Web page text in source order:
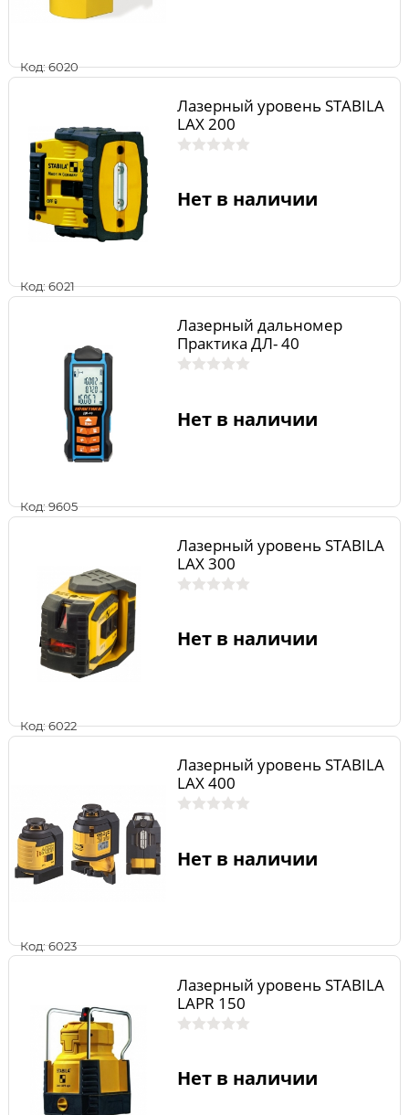
Код: 6020
Код: 6021
Лазерный уровень STABILA
LAX 200
Нет в наличии
Код: 9605
Лазерный дальномер
Практика ДЛ- 40
Нет в наличии
Код: 6022
Лазерный уровень STABILA
LAX 300
Нет в наличии
Код: 6023
Лазерный уровень STABILA
LAX 400
Нет в наличии
Лазерный уровень STABILA
LAPR 150
Нет в наличии